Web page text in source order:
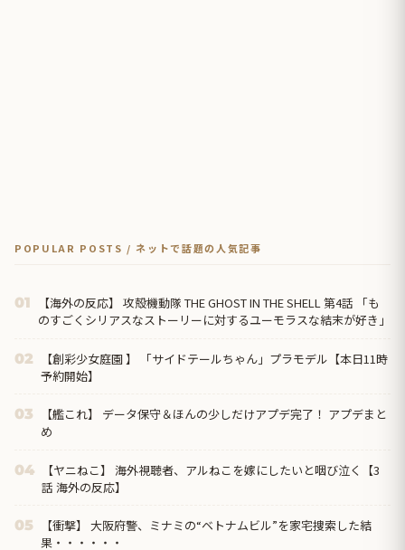
POPULAR POSTS / ネットで話題の人気記事
01
【海外の反応】 攻殻機動隊 THE GHOST IN THE SHELL 第4話 「も
のすごくシリアスなストーリーに対するユーモラスな結末が好き」
02
【創彩少女庭園 】 「サイドテールちゃん」プラモデル【本日11時
予約開始】
03
【艦これ】 データ保守＆ほんの少しだけアプデ完了！ アプデまと
め
04
【ヤニねこ】 海外視聴者、アルねこを嫁にしたいと咽び泣く【3
話 海外の反応】
05
【衝撃】 大阪府警、ミナミの“ベトナムビル”を家宅捜索した結
果・・・・・・